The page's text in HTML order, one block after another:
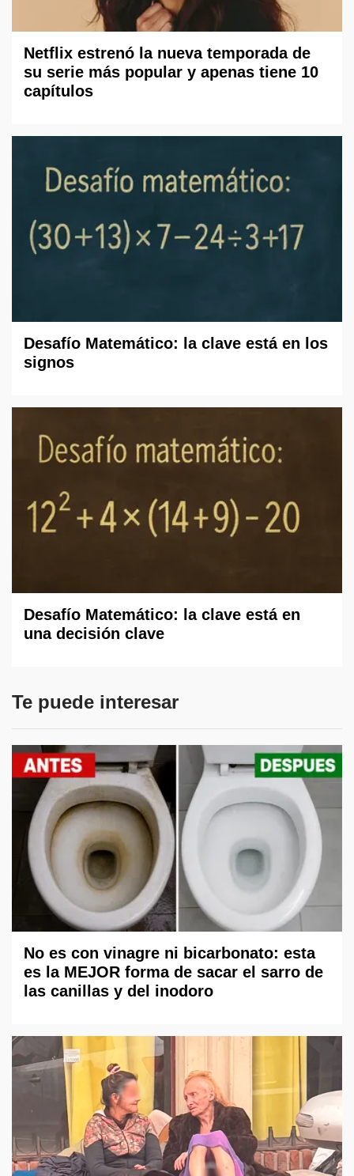
Netflix estrenó la nueva temporada de
su serie más popular y apenas tiene 10
capítulos
Desafío Matemático: la clave está en los
signos
Desafío Matemático: la clave está en
una decisión clave
Te puede interesar
No es con vinagre ni bicarbonato: esta
es la MEJOR forma de sacar el sarro de
las canillas y del inodoro